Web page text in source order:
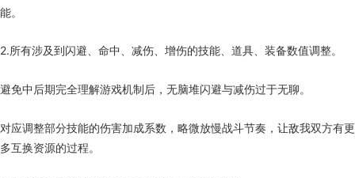
能。
2.所有涉及到闪避、命中、减伤、增伤的技能、道具、装备数值调整。
避免中后期完全理解游戏机制后，无脑堆闪避与减伤过于无聊。
对应调整部分技能的伤害加成系数，略微放慢战斗节奏，让敌我双方有更
多互换资源的过程。